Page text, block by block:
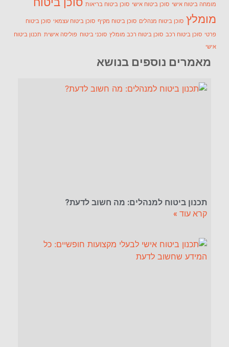
מומחה ביטוח אישי סוכן ביטוח אישי סוכן ביטוח בריאות
מומלץ סוכן ביטוח מנהלים סוכן ביטוח מקיף סוכן ביטוח עצמאי סוכן ביטוח
פרטי סוכן ביטוח רכב סוכן ביטוח רכב מומלץ סוכני ביטוח פוליסה אישית תכנון ביטוח
אישי
מאמרים נוספים בנושא
תכנון ביטוח למנהלים: מה חשוב לדעת?
קרא עוד »